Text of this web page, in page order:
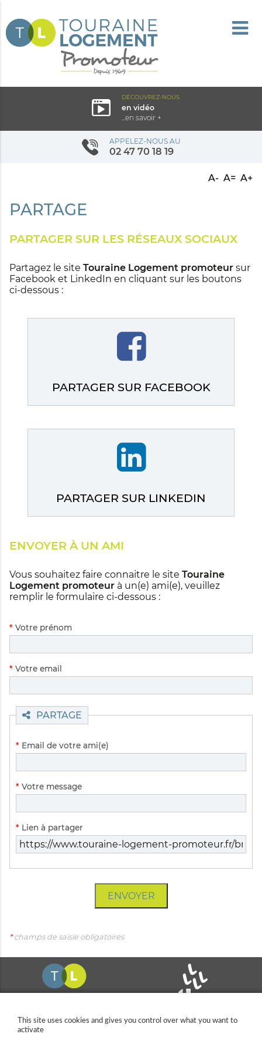
DÉCOUVREZ-NOUS
en vidéo
...en savoir +
APPELEZ-NOUS AU
02 47 70 18 19
A- A= A+
PARTAGE
PARTAGER SUR LES RÉSEAUX SOCIAUX
Partagez le site Touraine Logement promoteur sur
Facebook et LinkedIn en cliquant sur les boutons
ci-dessous :
PARTAGER SUR FACEBOOK
PARTAGER SUR LINKEDIN
ENVOYER À UN AMI
Vous souhaitez faire connaitre le site Touraine
Logement promoteur à un(e) ami(e), veuillez
remplir le formulaire ci-dessous :
Champ
obligatoire
Votre prénom
*
Champ
obligatoire
Votre email
*
PARTAGE
Champ
obligatoire
Email de votre ami(e)
*
Champ
obligatoire
Votre message
*
Champ
obligatoire
Lien à partager
*
ENVOYER
*champs de saisie obligatoires
This site uses cookies and gives you control over what you want to
activate